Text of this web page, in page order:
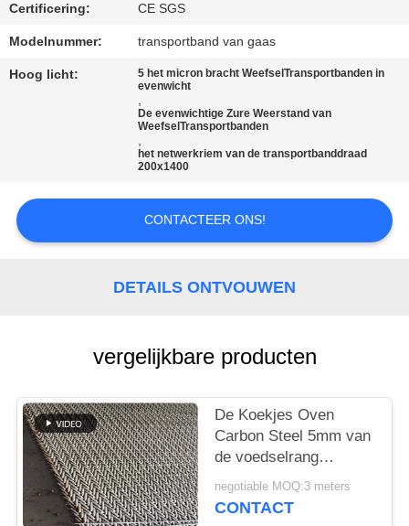
OM EEN
CITAAT
POLICY
Certificering: CE SGS
Modelnummer: transportband van gaas
Hoog licht:
5 het micron bracht WeefselTransportbanden in
evenwicht
,
De evenwichtige Zure Weerstand van
WeefselTransportbanden
,
het netwerkriem van de transportbanddraad
200x1400
CONTACTEER ONS!
DETAILS ONTVOUWEN
vergelijkbare producten
De Koekjes Oven
Carbon Steel 5mm van
de voedselrang
Samenstellingsriem
negotiable MOQ:3 meters
CONTACT